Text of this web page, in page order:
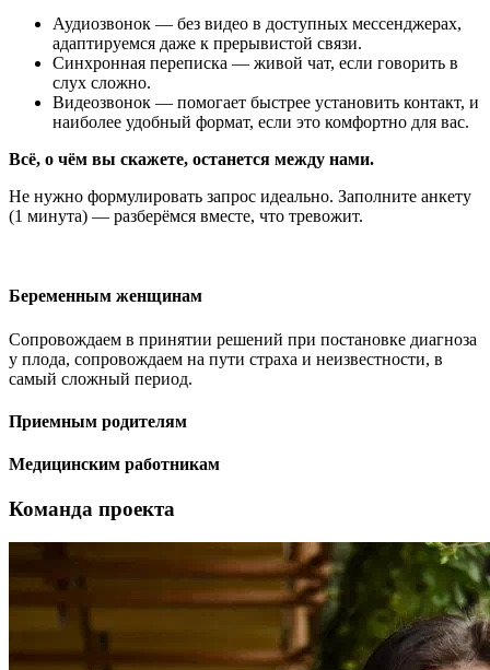
Аудиозвонок — без видео в доступных мессенджерах,
адаптируемся даже к прерывистой связи.
Синхронная переписка — живой чат, если говорить в
слух сложно.
Видеозвонок — помогает быстрее установить контакт, и
наиболее удобный формат, если это комфортно для вас.
Всё, о чём вы скажете, останется между нами.
Не нужно формулировать запрос идеально. Заполните анкету
(1 минута) — разберёмся вместе, что тревожит.
Беременным женщинам
Сопровождаем в принятии решений при постановке диагноза
у плода, сопровождаем на пути страха и неизвестности, в
самый сложный период.
Приемным родителям
Медицинским работникам
Команда проекта